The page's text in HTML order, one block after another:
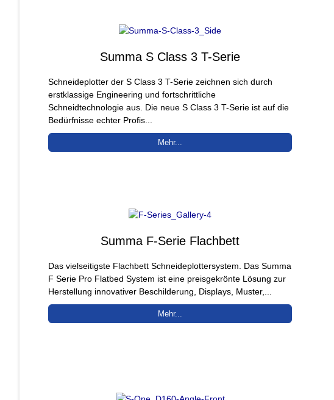
Summa S Class 3 T-Serie
Schneideplotter der S Class 3 T-Serie zeichnen sich durch
erstklassige Engineering und fortschrittliche
Schneidtechnologie aus. Die neue S Class 3 T-Serie ist auf die
Bedürfnisse echter Profis...
Mehr...
Summa F-Serie Flachbett
Das vielseitigste Flachbett Schneideplottersystem. Das Summa
F Serie Pro Flatbed System ist eine preisgekrönte Lösung zur
Herstellung innovativer Beschilderung, Displays, Muster,...
Mehr...